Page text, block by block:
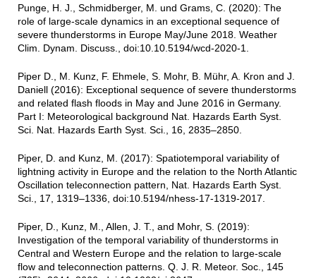
Punge, H. J., Schmidberger, M. und Grams, C. (2020): The
role of large-scale dynamics in an exceptional sequence of
severe thunderstorms in Europe May/June 2018. Weather
Clim. Dynam. Discuss., doi:10.10.5194/wcd-2020-1.
Piper D., M. Kunz, F. Ehmele, S. Mohr, B. Mühr, A. Kron and J.
Daniell (2016): Exceptional sequence of severe thunderstorms
and related flash floods in May and June 2016 in Germany.
Part I: Meteorological background Nat. Hazards Earth Syst.
Sci. Nat. Hazards Earth Syst. Sci., 16, 2835–2850.
Piper, D. and Kunz, M. (2017): Spatiotemporal variability of
lightning activity in Europe and the relation to the North Atlantic
Oscillation teleconnection pattern, Nat. Hazards Earth Syst.
Sci., 17, 1319–1336, doi:10.5194/nhess-17-1319-2017.
Piper, D., Kunz, M., Allen, J. T., and Mohr, S. (2019):
Investigation of the temporal variability of thunderstorms in
Central and Western Europe and the relation to large-scale
flow and teleconnection patterns. Q. J. R. Meteor. Soc., 145